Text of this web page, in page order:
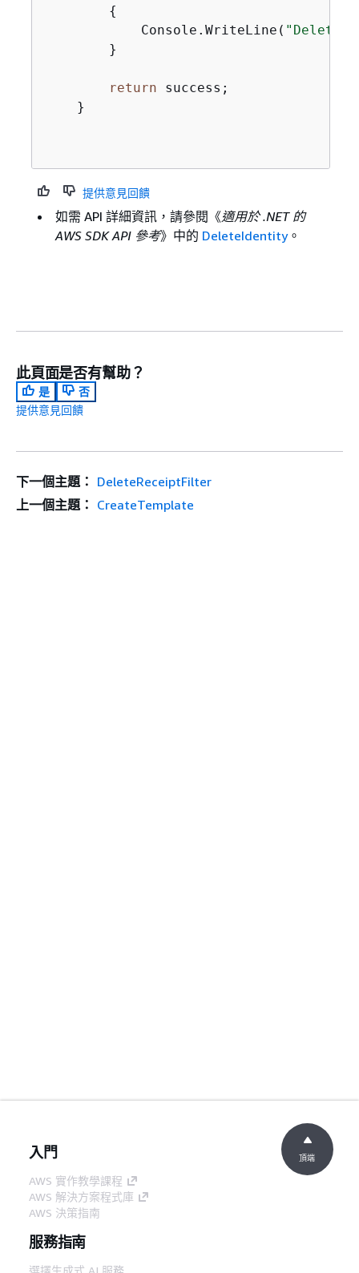
{
            Console.WriteLine(
        }
return success;
    }
提供意見回饋
如需 API 詳細資訊，請參閱《適用於 .NET 的
AWS SDK API 參考》中的 DeleteIdentity。
此頁面是否有幫助？
是
否
提供意見回饋
下一個主題： DeleteReceiptFilter
上一個主題： CreateTemplate
入門
AWS 實作教學課程
AWS 解決方案程式庫
AWS 決策指南
服務指南
選擇生成式 AI 服務
頂端